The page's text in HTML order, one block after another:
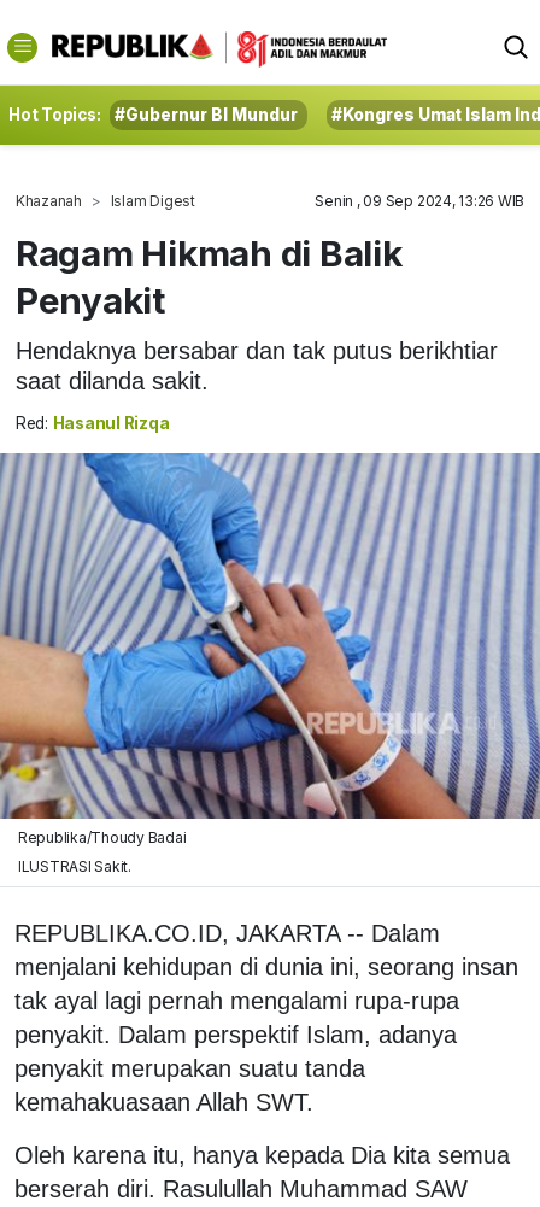
Hot Topics: #Gubernur BI Mundur #Kongres Umat Islam
Khazanah Islam Digest Senin , 09 Sep 2024, 13:26 WIB
Ragam Hikmah di Balik
Penyakit
Hendaknya bersabar dan tak putus berikhtiar
saat dilanda sakit.
Red: Hasanul Rizqa
Republika/Thoudy Badai
ILUSTRASI Sakit.
REPUBLIKA.CO.ID, JAKARTA -- Dalam
menjalani kehidupan di dunia ini, seorang insan
tak ayal lagi pernah mengalami rupa-rupa
penyakit. Dalam perspektif Islam, adanya
penyakit merupakan suatu tanda
kemahakuasaan Allah SWT.
Oleh karena itu, hanya kepada Dia kita semua
berserah diri. Rasulullah Muhammad SAW